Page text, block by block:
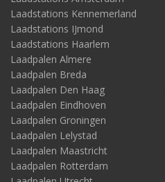
Laadstations Kennemerland
Laadstations IJmond
Laadstations Haarlem
Laadpalen Almere
Laadpalen Breda
Laadpalen Den Haag
Laadpalen Eindhoven
Laadpalen Groningen
Laadpalen Lelystad
Laadpalen Maastricht
Laadpalen Rotterdam